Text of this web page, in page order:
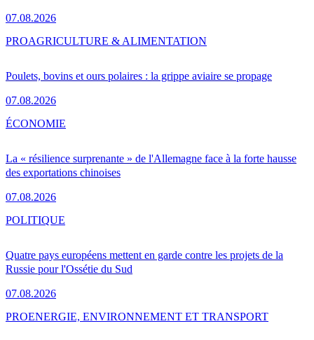
07.08.2026
Poulets, bovins et ours polaires : la grippe aviaire se propage
07.08.2026
PROAGRICULTURE & ALIMENTATION
La « résilience surprenante » de l'Allemagne face à la forte hausse
des exportations chinoises
07.08.2026
ÉCONOMIE
Quatre pays européens mettent en garde contre les projets de la
Russie pour l'Ossétie du Sud
07.08.2026
POLITIQUE
PROENERGIE, ENVIRONNEMENT ET TRANSPORT